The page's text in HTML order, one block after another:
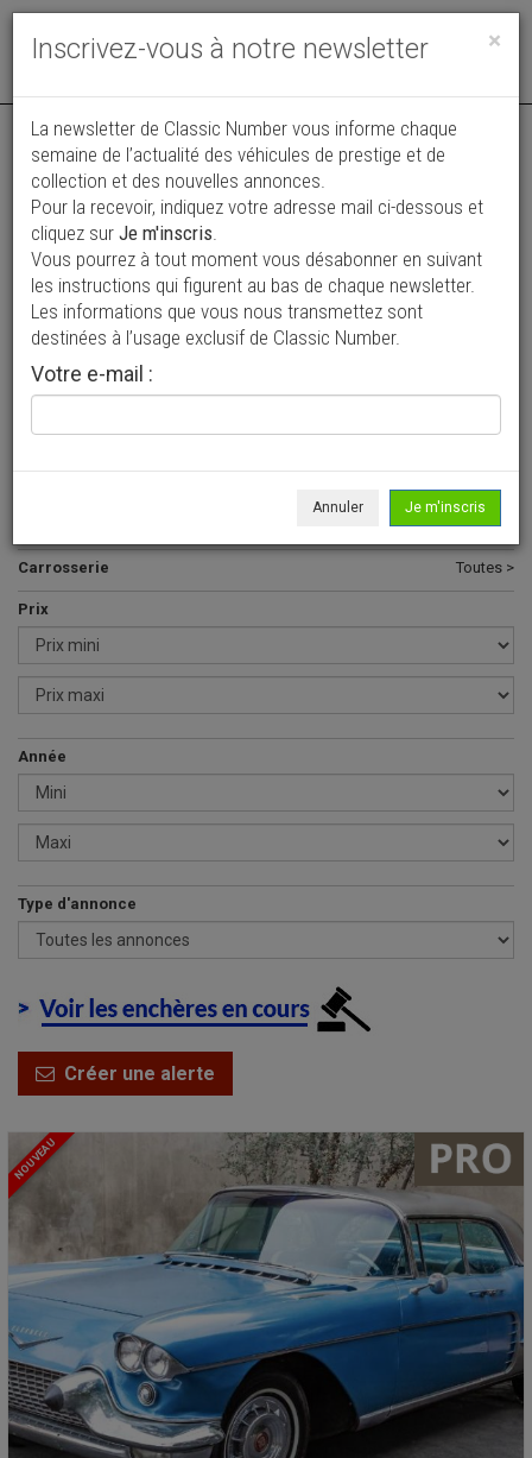
Toggle
Vos annonces vues par
plus de 4 millions de collectionneurs
Ajouter une annonce
> Rechercher un véhicule
Tous >
Carrosserie Toutes >
Prix
Année
Type d'annonce
Créer une alerte
NOUVEAU
×
Inscrivez-vous à notre newsletter
La newsletter de Classic Number vous informe chaque
semaine de l’actualité des véhicules de prestige et de
collection et des nouvelles annonces.
Pour la recevoir, indiquez votre adresse mail ci-dessous et
cliquez sur Je m'inscris.
Vous pourrez à tout moment vous désabonner en suivant
les instructions qui figurent au bas de chaque newsletter.
Les informations que vous nous transmettez sont
destinées à l’usage exclusif de Classic Number.
Votre e-mail :
Annuler Je m'inscris